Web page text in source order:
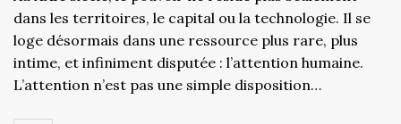
dans les territoires, le capital ou la technologie. Il se
loge désormais dans une ressource plus rare, plus
intime, et infiniment disputée : l’attention humaine.
L’attention n’est pas une simple disposition…